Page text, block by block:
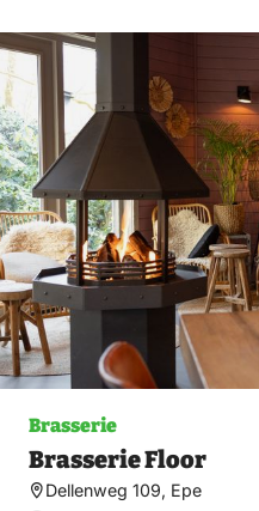
Brasserie
Brasserie Floor
Dellenweg 109, Epe